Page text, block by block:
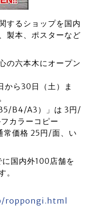
するショップを国内
製本、ポスターなど
の六本木にオープン
から30日（土）ま
B4/A3）」は 3円/
カラーコピー
価格 25円/面、い
国内外100店舗を
。
roppongi.html